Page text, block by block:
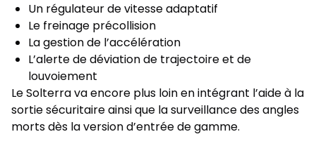
Un régulateur de vitesse adaptatif
Le freinage précollision
La gestion de l’accélération
L’alerte de déviation de trajectoire et de
louvoiement
Le Solterra va encore plus loin en intégrant l’aide à la
sortie sécuritaire ainsi que la surveillance des angles
morts dès la version d’entrée de gamme.